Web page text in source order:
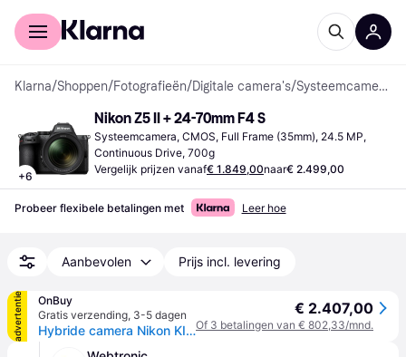
Voor shoppers
Klarna/Shoppen/Fotografieën/Digitale camera's/ Systeemcamera's
+6
Nikon Z5 II + 24-70mm F4 S
Systeemcamera, CMOS, Full Frame (35mm), 24.5 MP,
Continuous Drive, 700g
Vergelijk prijzen vanaf€ 1.849,00naar€ 2.499,00
Probeer flexibele betalingen met Leer hoe
Aanbevolen Prijs incl. levering
advertentie
OnBuy
Gratis verzending, 3-5 dagen
Hybride camera Nikon KIT Z5II + Z 24-70mm f/4 S
€ 2.407,00
Of 3 betalingen van € 802,33/mnd.